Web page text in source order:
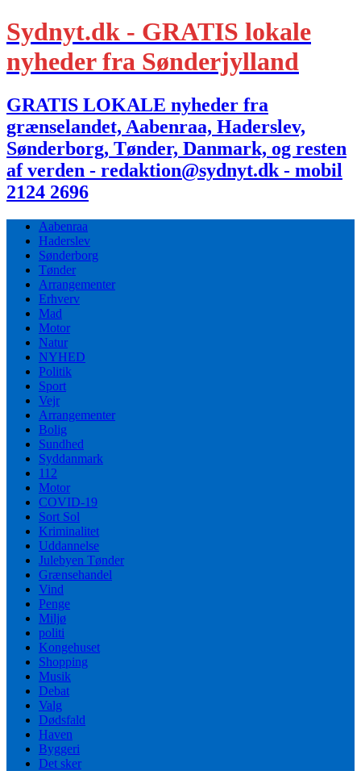
Sydnyt.dk - GRATIS lokale
nyheder fra Sønderjylland
GRATIS LOKALE nyheder fra
grænselandet, Aabenraa, Haderslev,
Sønderborg, Tønder, Danmark, og resten
af verden - redaktion@sydnyt.dk - mobil
2124 2696
Aabenraa
Haderslev
Sønderborg
Tønder
Arrangementer
Erhverv
Mad
Motor
Natur
NYHED
Politik
Sport
Vejr
Arrangementer
Bolig
Sundhed
Syddanmark
112
Motor
COVID-19
Sort Sol
Kriminalitet
Uddannelse
Julebyen Tønder
Grænsehandel
Vind
Penge
Miljø
politi
Kongehuset
Shopping
Musik
Debat
Valg
Dødsfald
Haven
Byggeri
Det sker